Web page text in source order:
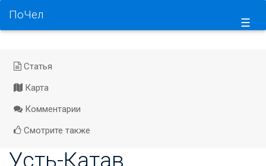
☰
ПоЧел
Статья
Карта
Комментарии
Смотрите также
Усть-Катав